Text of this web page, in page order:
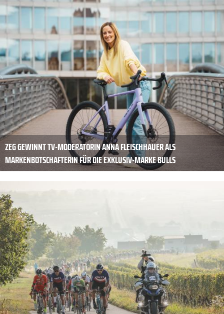
ZEG GEWINNT TV-MODERATORIN ANNA FLEISCHHAUER ALS
MARKENBOTSCHAFTERIN FÜR DIE EXKLUSIV-MARKE BULLS